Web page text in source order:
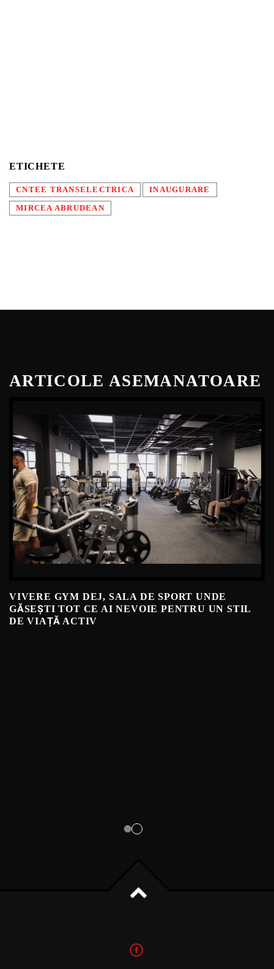
ETICHETE
CNTEE TRANSELECTRICA INAUGURARE
MIRCEA ABRUDEAN
ARTICOLE ASEMANATOARE
VIVERE GYM DEJ, SALA DE SPORT UNDE
GĂSEȘTI TOT CE AI NEVOIE PENTRU UN STIL
DE VIAȚĂ ACTIV